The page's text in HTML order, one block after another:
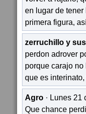
en lugar de
primera figura,
zerruchillo y
perdon adrover
porque carajo
que es
Agro · Lunes 21
Que chance